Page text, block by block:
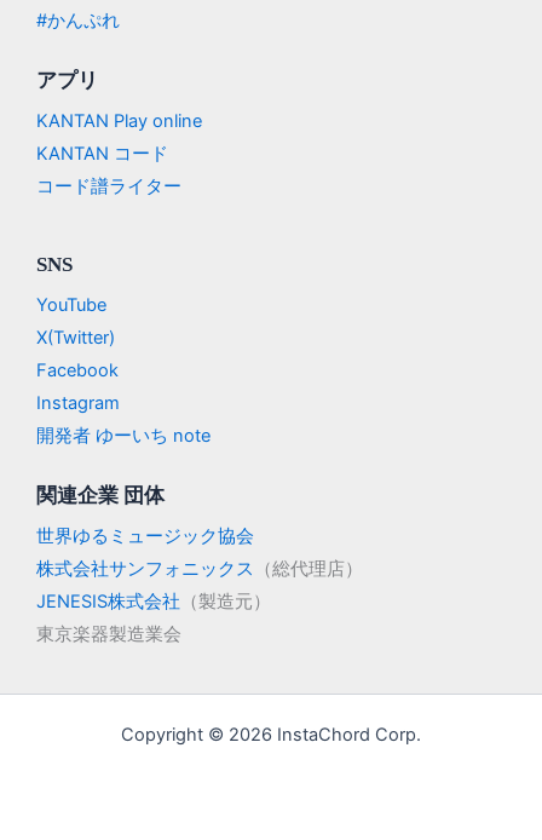
#かんぷれ
アプリ
KANTAN Play online
KANTAN コード
コード譜ライター
SNS
YouTube
X(Twitter)
Facebook
Instagram
開発者 ゆーいち note
関連企業 団体
世界ゆるミュージック協会
株式会社サンフォニックス
（総代理店）
JENESIS株式会社 （製造元）
東京楽器製造業会
Copyright © 2026 InstaChord Corp.